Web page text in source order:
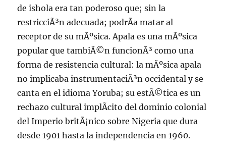
de ishola era tan poderoso que; sin la
restricciÃ³n adecuada; podrÃ­a matar al
receptor de su mÃºsica. Apala es una mÃºsica
popular que tambiÃ©n funcionÃ³ como una
forma de resistencia cultural: la mÃºsica apala
no implicaba instrumentaciÃ³n occidental y se
canta en el idioma Yoruba; su estÃ©tica es un
rechazo cultural implÃ­cito del dominio colonial
del Imperio britÃ¡nico sobre Nigeria que dura
desde 1901 hasta la independencia en 1960.